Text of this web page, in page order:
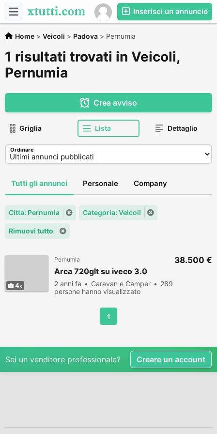
Inserisci un annuncio
Home > Veicoli > Padova > Pernumia
1 risultati trovati in Veicoli,
Pernumia
Crea avviso
Griglia Lista Dettaglio
Ordinare
Tutti gli annunci Personale Company
Città: Pernumia Categoria: Veicoli
Rimuovi tutto
4
Pernumia
Arca 720glt su iveco 3.0
2 anni fa Caravan e Camper
289
persone hanno visualizzato
38.500 €
1
Sei un venditore professionale? Creare un account